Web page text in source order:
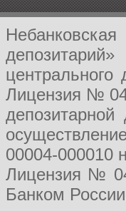
Лицензия №
00004-000010
Лицензия №
Банком